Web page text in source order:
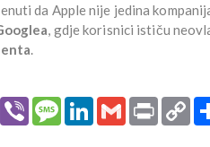
da Apple nije jedina
, gdje korisnici ističu
.
WhatsApp
Viber MessageLinkedInGmail Print